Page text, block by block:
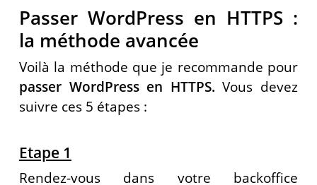
Passer WordPress en HTTPS :
la méthode avancée
Voilà la méthode que je recommande pour
passer WordPress en HTTPS. Vous devez
suivre ces 5 étapes :
Etape 1
Rendez-vous dans votre backoffice